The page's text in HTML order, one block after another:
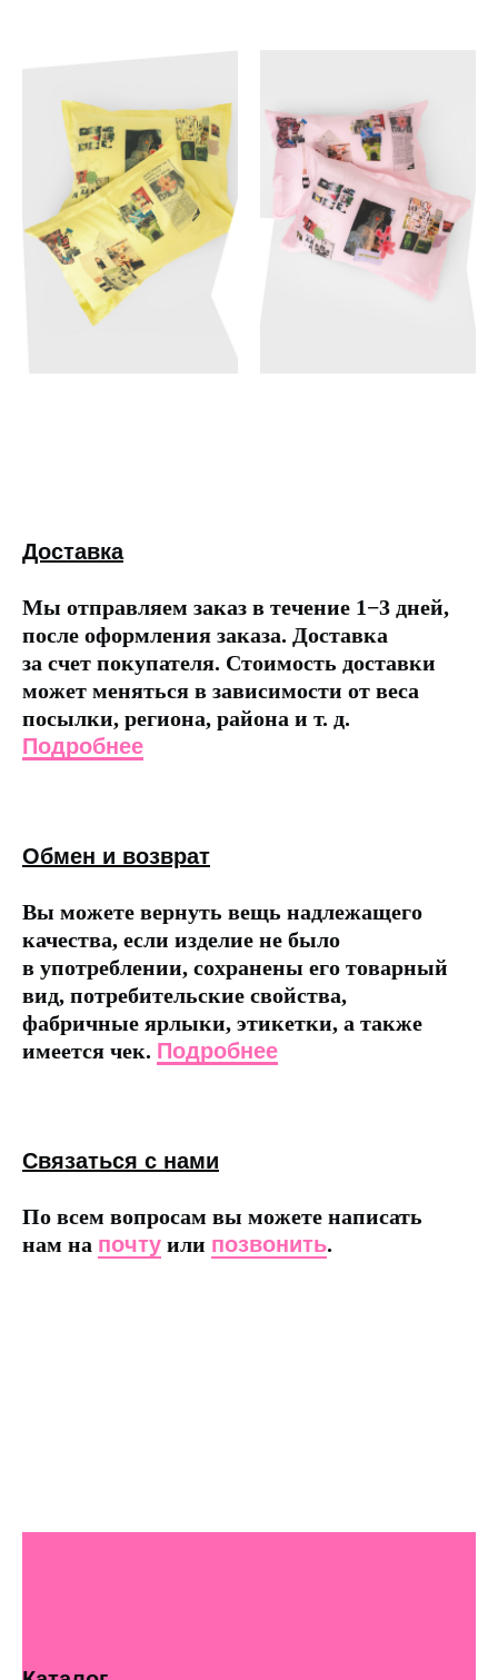
Доставка
Мы отправляем заказ в течение 1−3 дней,
после оформления заказа. Доставка
за счет покупателя. Стоимость доставки
может меняться в зависимости от веса
посылки, региона, района и т. д.
Подробнее
Обмен и возврат
Вы можете вернуть вещь надлежащего
качества, если изделие не было
в употреблении, сохранены его товарный
вид, потребительские свойства,
фабричные ярлыки, этикетки, а также
имеется чек. Подробнее
Связаться с нами
По всем вопросам вы можете написать
нам на почту или позвонить.